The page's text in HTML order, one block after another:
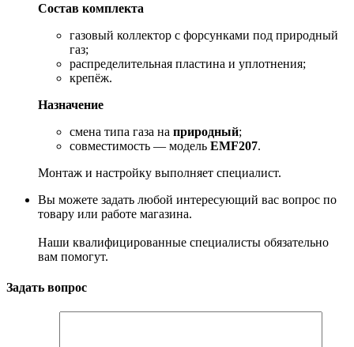
Состав комплекта
газовый коллектор с форсунками под природный
газ;
распределительная пластина и уплотнения;
крепёж.
Назначение
смена типа газа на природный;
совместимость — модель EMF207.
Монтаж и настройку выполняет специалист.
Вы можете задать любой интересующий вас вопрос по
товару или работе магазина.
Наши квалифицированные специалисты обязательно
вам помогут.
Задать вопрос